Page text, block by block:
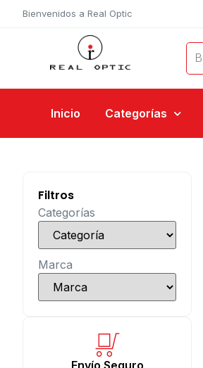
Bienvenidos a Real Optic
Inicio Categorías
Filtros
Categorías
Marca
Envío Seguro